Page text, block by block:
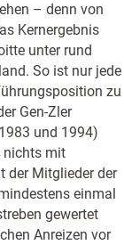
– denn von
Kernergebnis
unter rund
So ist nur jede
zu
Gen-Zler
und 1994)
nichts mit
der Mitglieder der
einmal
gewertet
Anreizen vor